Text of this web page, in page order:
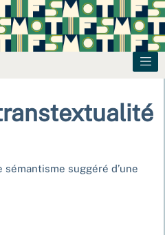
suggéré d’une